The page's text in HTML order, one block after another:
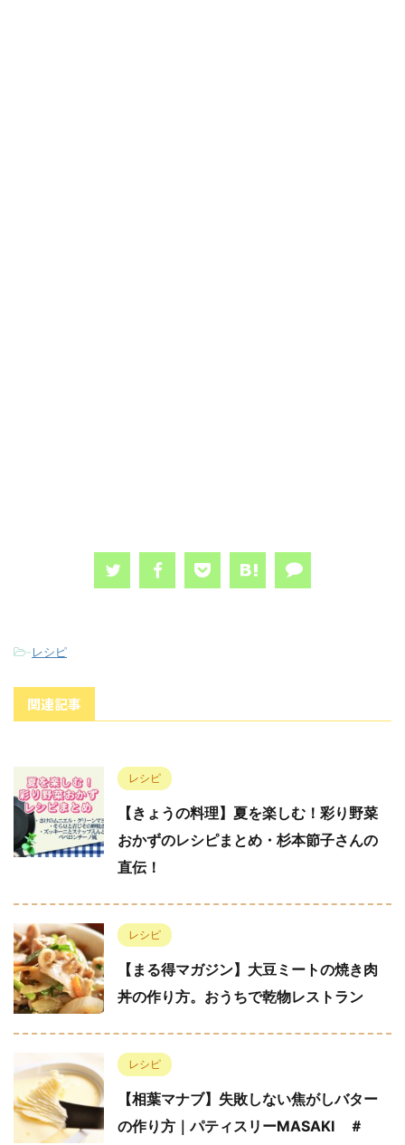
-レシピ
関連記事
レシピ
【きょうの料理】夏を楽しむ！彩り野菜
おかずのレシピまとめ・杉本節子さんの
直伝！
レシピ
【まる得マガジン】大豆ミートの焼き肉
丼の作り方。おうちで乾物レストラン
レシピ
【相葉マナブ】失敗しない焦がしバター
の作り方｜パティスリーMASAKI ＃